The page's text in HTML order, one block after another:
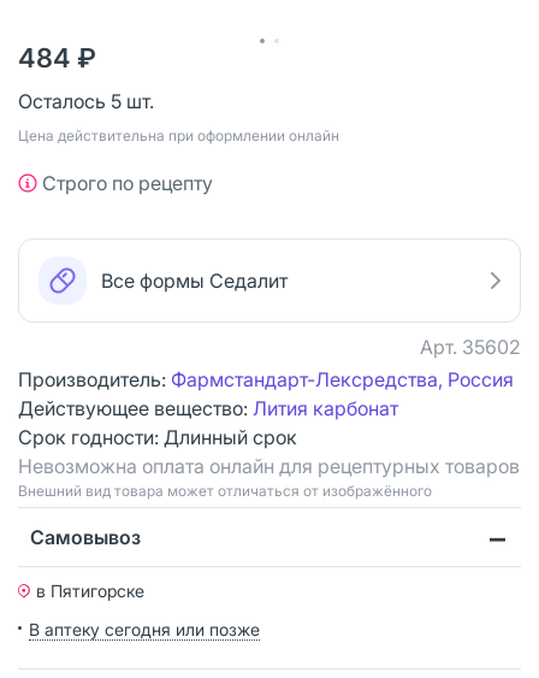
484 ₽
Осталось 5 шт.
Цена действительна при оформлении онлайн
Строго по рецепту
Все формы Седалит
Арт. 35602
Производитель: Фармстандарт-Лексредства, Россия
Действующее вещество: Лития карбонат
Срок годности: Длинный срок
Невозможна оплата онлайн для рецептурных товаров
Bнешний вид товара может отличаться от изображённого
Самовывоз
в Пятигорске
В аптеку сегодня или позже